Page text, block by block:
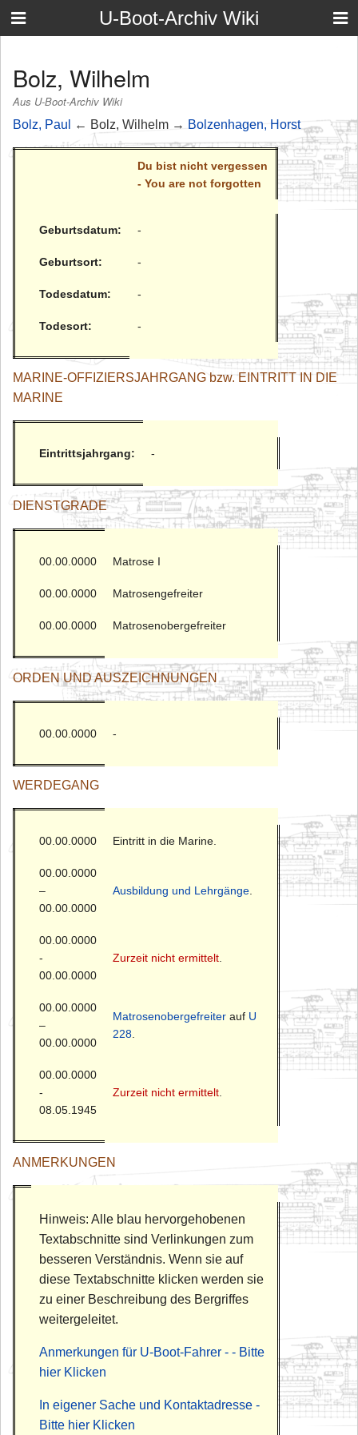
U-Boot-Archiv Wiki
Bolz, Wilhelm
Aus U-Boot-Archiv Wiki
Bolz, Paul ← Bolz, Wilhelm → Bolzenhagen, Horst
Du bist nicht vergessen
- You are not forgotten
Geburtsdatum: -
Geburtsort: -
Todesdatum: -
Todesort: -
MARINE-OFFIZIERSJAHRGANG bzw. EINTRITT IN DIE
MARINE
Eintrittsjahrgang: -
DIENSTGRADE
00.00.0000 Matrose I
00.00.0000 Matrosengefreiter
00.00.0000 Matrosenobergefreiter
ORDEN UND AUSZEICHNUNGEN
00.00.0000 -
WERDEGANG
00.00.0000 Eintritt in die Marine.
00.00.0000
–
00.00.0000
Ausbildung und Lehrgänge.
00.00.0000
-
00.00.0000
Zurzeit nicht ermittelt.
00.00.0000
–
00.00.0000
Matrosenobergefreiter auf U
228.
00.00.0000
-
08.05.1945
Zurzeit nicht ermittelt.
ANMERKUNGEN
Hinweis: Alle blau hervorgehobenen
Textabschnitte sind Verlinkungen zum
besseren Verständnis. Wenn sie auf
diese Textabschnitte klicken werden sie
zu einer Beschreibung des Bergriffes
weitergeleitet.
Anmerkungen für U-Boot-Fahrer - - Bitte
hier Klicken
In eigener Sache und Kontaktadresse -
Bitte hier Klicken